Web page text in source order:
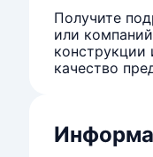
Получите
или
конструкции
качество